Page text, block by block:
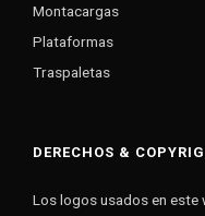
Montacargas
Plataformas
Traspaletas
DERECHOS &
Los logos usados en